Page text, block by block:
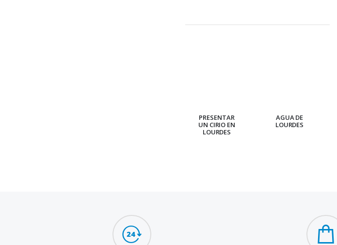
PRESENTAR
UN CIRIO EN
LOURDES
AGUA DE
LOURDES